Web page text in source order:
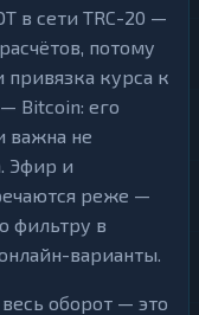
в сети TRC-20 —
потому
привязка курса к
Bitcoin: его
важна не
Эфир и
реже —
фильтру в
варианты.
оборот — это